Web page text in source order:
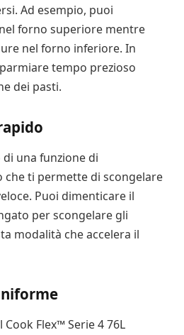
Ad esempio, puoi
forno superiore mentre
nel forno inferiore. In
tempo prezioso
dei pasti.
una funzione di
ti permette di scongelare
Puoi dimenticare il
per scongelare gli
modalità che accelera il
Flex™ Serie 4 76L